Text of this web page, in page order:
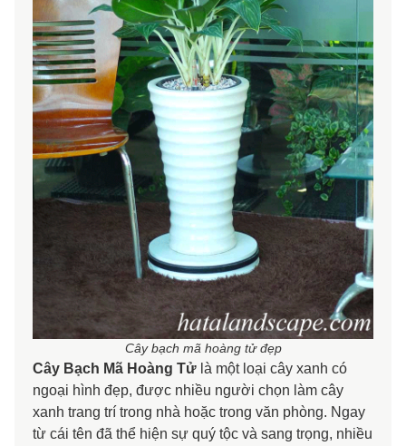
Cây bạch mã hoàng tử đẹp
Cây Bạch Mã Hoàng Tử là một loại cây xanh có
ngoại hình đẹp, được nhiều người chọn làm cây
xanh trang trí trong nhà hoặc trong văn phòng. Ngay
từ cái tên đã thể hiện sự quý tộc và sang trọng, nhiều